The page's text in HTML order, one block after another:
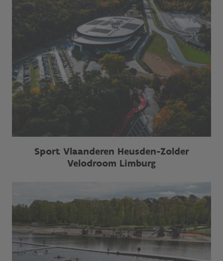
Sport Vlaanderen Heusden-Zolder
Velodroom Limburg